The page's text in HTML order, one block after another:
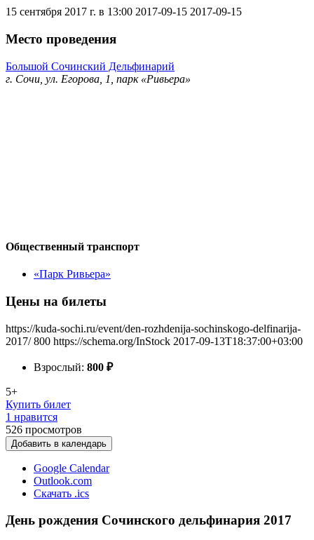
15 сентября 2017 г. в 13:00 2017-09-15 2017-09-15
Место проведения
Большой Сочинский Дельфинарий
г. Сочи, ул. Егорова, 1, парк «Ривьера»
Общественный транспорт
«Парк Ривьера»
Цены на билеты
https://kuda-sochi.ru/event/den-rozhdenija-sochinskogo-delfinarija-
2017/ 800 https://schema.org/InStock 2017-09-13T18:37:00+03:00
Взрослый: 800 ₽
5+
Купить билет
1 нравится
526 просмотров
Добавить в календарь
Google Calendar
Outlook.com
Скачать .ics
День рождения Сочинского дельфинария 2017